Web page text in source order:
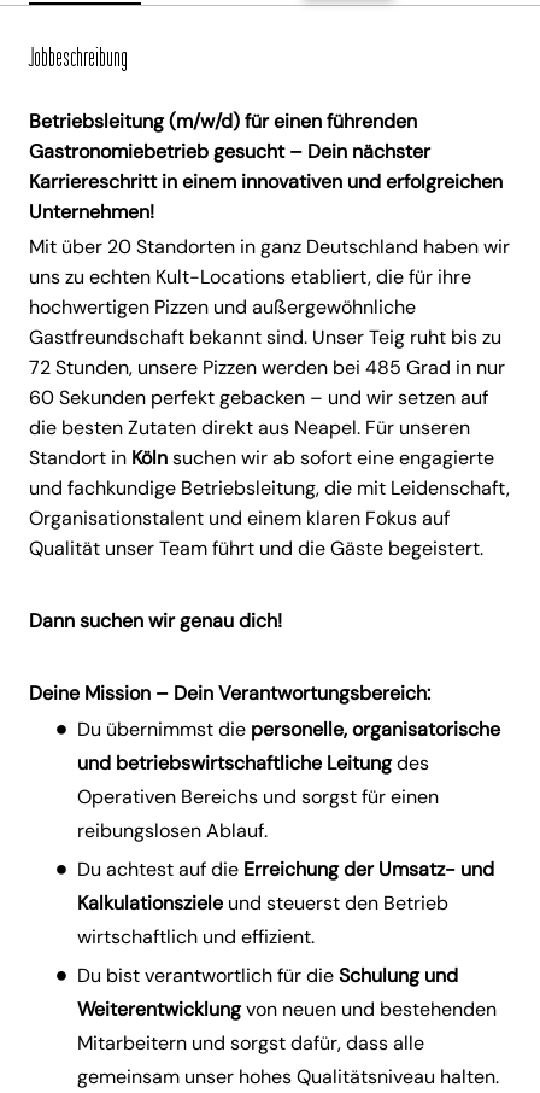
Jobbeschreibung
Betriebsleitung (m/w/d) für einen führenden
Gastronomiebetrieb gesucht – Dein nächster
Karriereschritt in einem innovativen und erfolgreichen
Unternehmen!
Mit über 20 Standorten in ganz Deutschland haben wir
uns zu echten Kult-Locations etabliert, die für ihre
hochwertigen Pizzen und außergewöhnliche
Gastfreundschaft bekannt sind. Unser Teig ruht bis zu
72 Stunden, unsere Pizzen werden bei 485 Grad in nur
60 Sekunden perfekt gebacken – und wir setzen auf
die besten Zutaten direkt aus Neapel. Für unseren
Standort in Kölnsuchen wir ab sofort eine engagierte
und fachkundige Betriebsleitung, die mit Leidenschaft,
Organisationstalent und einem klaren Fokus auf
Qualität unser Team führt und die Gäste begeistert.
Dann suchen wir genau dich!
Deine Mission – Dein Verantwortungsbereich:
Du übernimmst die personelle, organisatorische
und betriebswirtschaftliche Leitungdes
Operativen Bereichs und sorgst für einen
reibungslosen Ablauf.
Du achtest auf die Erreichung der Umsatz- und
Kalkulationsziele und steuerst den Betrieb
wirtschaftlich und effizient.
Du bist verantwortlich für dieSchulung und
Weiterentwicklungvon neuen und bestehenden
Mitarbeitern und sorgst dafür, dass alle
gemeinsam unser hohes Qualitätsniveau halten.